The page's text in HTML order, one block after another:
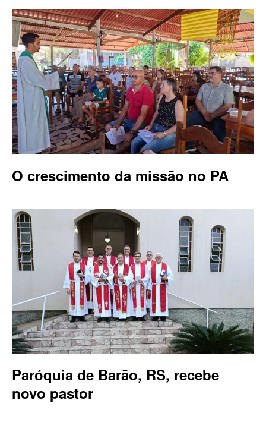
O crescimento da missão no PA
Paróquia de Barão, RS, recebe
novo pastor